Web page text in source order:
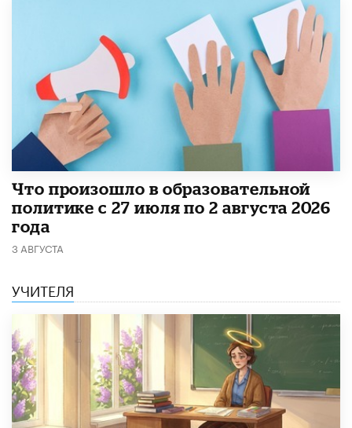
​Что произошло в образовательной
политике с 27 июля по 2 августа 2026
года
3 АВГУСТА
УЧИТЕЛЯ